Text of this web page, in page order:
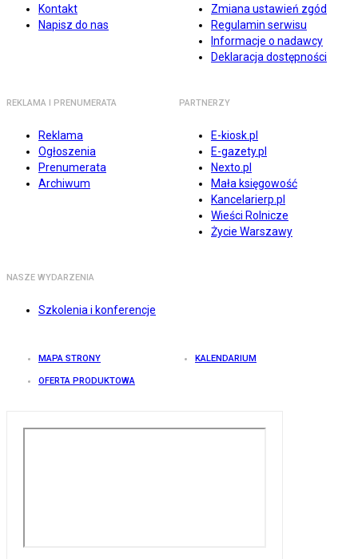
Kontakt
Napisz do nas
Zmiana ustawień zgód
Regulamin serwisu
Informacje o nadawcy
Deklaracja dostępności
REKLAMA I PRENUMERATA
Reklama
Ogłoszenia
Prenumerata
Archiwum
PARTNERZY
E-kiosk.pl
E-gazety.pl
Nexto.pl
Mała księgowość
Kancelarierp.pl
Wieści Rolnicze
Życie Warszawy
NASZE WYDARZENIA
Szkolenia i konferencje
MAPA STRONY KALENDARIUM
OFERTA PRODUKTOWA